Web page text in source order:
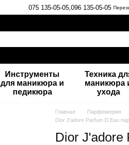
075 135-05-05, 096 135-05-05
Инструменты
для маникюра и
педикюра
Техника
маникюра
ухода
Главная Парфюмерия
Dior J'adore Parfum D Eau
Dior